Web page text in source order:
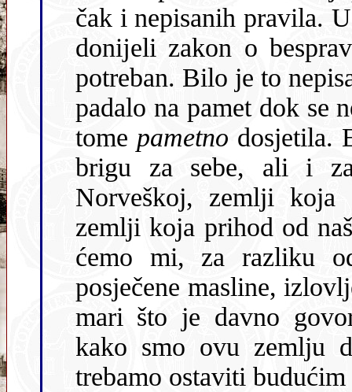
čak i nepisanih pravila.
donĳeli zakon o bespravnoj gradnji, jer do sada nĳe bio ni
potreban. Bilo je to nepisano pravilo, tako nešto
padalo na pamet dok se neka od
tome pametno dosjetila.
brigu za sebe, ali i
Norveškoj, zemlji koja nam je po mnogočemu slična, ali
zemlji koja prihod od naše odvaja za
ćemo mi, za razliku od
posječene masline,
mari što je davno govorio onaj mudri indĳanski poglavica
kako smo ovu zemlju dobili samo na
trebamo ostaviti budućim